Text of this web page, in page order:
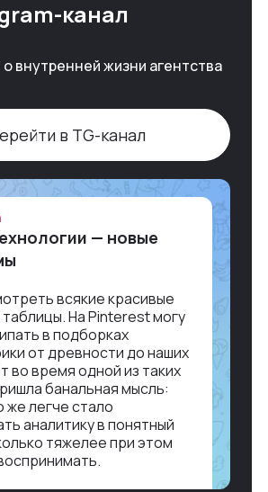
канал
о внутренней жизни агентства
в TG-канал
— новые
всякие красивые
таблицы. На Pinterest могу
в подборках
от древности до наших
во время одной из таких
банальная мысль:
же легче стало
аналитику в понятный
тяжелее при этом